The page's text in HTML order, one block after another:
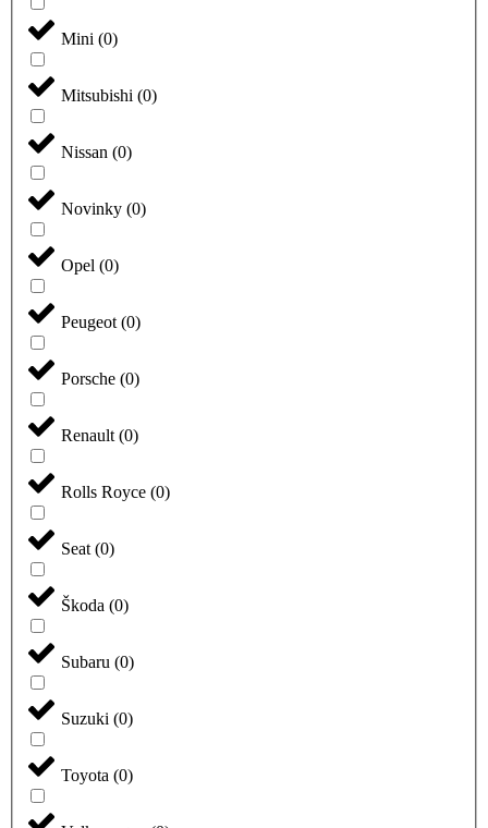
Mini (0)
Mitsubishi (0)
Nissan (0)
Novinky (0)
Opel (0)
Peugeot (0)
Porsche (0)
Renault (0)
Rolls Royce (0)
Seat (0)
Škoda (0)
Subaru (0)
Suzuki (0)
Toyota (0)